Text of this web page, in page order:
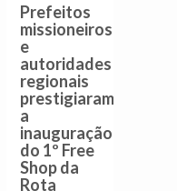
Prefeitos
missioneiros
e
autoridades
regionais
prestigiaram
a
inauguração
do 1º Free
Shop da
Rota